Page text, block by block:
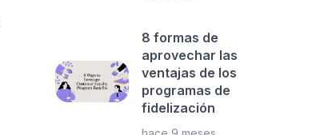
8 formas de
aprovechar las
ventajas de los
programas de
fidelización